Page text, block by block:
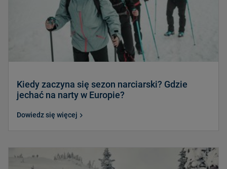
Kiedy zaczyna się sezon narciarski? Gdzie
jechać na narty w Europie?
Dowiedz się więcej